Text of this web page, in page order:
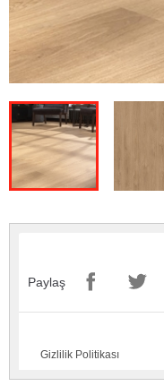
Paylaş
Gizlilik Politikası